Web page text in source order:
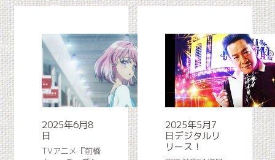
2025年6月8
日
TVアニメ『前橋
2025年5月7
日デジタルリ
リース！